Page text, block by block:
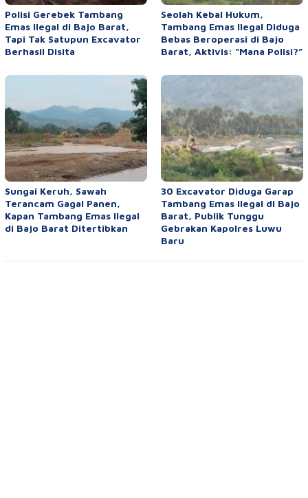
Polisi Gerebek Tambang
Emas Ilegal di Bajo Barat,
Tapi Tak Satupun Excavator
Berhasil Disita
Seolah Kebal Hukum,
Tambang Emas Ilegal Diduga
Bebas Beroperasi di Bajo
Barat, Aktivis: “Mana Polisi?”
Sungai Keruh, Sawah
Terancam Gagal Panen,
Kapan Tambang Emas Ilegal
di Bajo Barat Ditertibkan
30 Excavator Diduga Garap
Tambang Emas Ilegal di Bajo
Barat, Publik Tunggu
Gebrakan Kapolres Luwu
Baru